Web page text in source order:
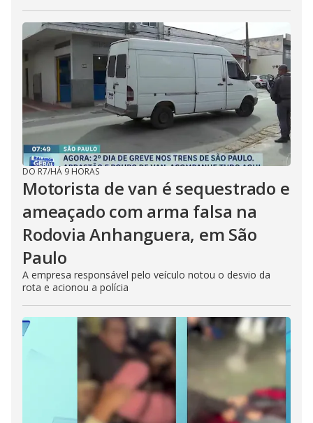
DO R7/HÁ 9 HORAS
Motorista de van é sequestrado e
ameaçado com arma falsa na
Rodovia Anhanguera, em São
Paulo
A empresa responsável pelo veículo notou o desvio da
rota e acionou a polícia